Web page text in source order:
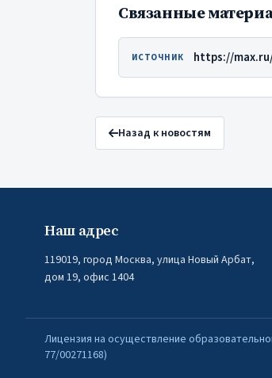
Связанные
ИСТОЧНИК https://
Назад к новостям
Наш адрес
119019, город Москва, улица Новый Арбат,
дом 19, офис 1404
Лицензия на осуществление
77/00271168)